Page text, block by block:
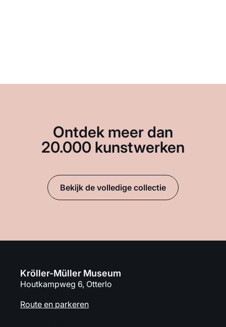
Ontdek meer dan
20.000 kunstwerken
Bekijk de volledige collectie
Kröller-Müller Museum
Houtkampweg 6, Otterlo
Route en parkeren